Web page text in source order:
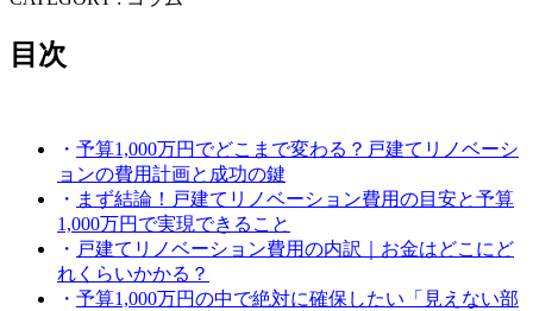
目次
・ 予算1,000万円でどこまで変わる？戸建てリノベーシ
ョンの費用計画と成功の鍵
・ まず結論！戸建てリノベーション費用の目安と予算
1,000万円で実現できること
・ 戸建てリノベーション費用の内訳｜お金はどこにど
れくらいかかる？
・ 予算1,000万円の中で絶対に確保したい「見えない部